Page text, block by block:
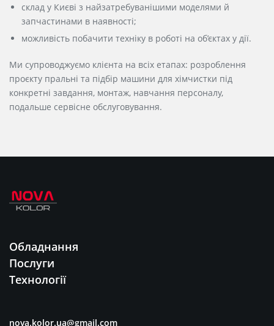
склад у Києві з найзатребуванішими моделями й
запчастинами в наявності;
можливість побачити техніку в роботі на об’єктах у дії.
Ми супроводжуємо клієнта на всіх етапах: розроблення
проєкту пральні та підбір машини для хімчистки під
конкретні завдання, монтаж, навчання персоналу,
подальше сервісне обслуговування.
Обладнання
Послуги
Технології
nova.kolor.ua@gmail.com